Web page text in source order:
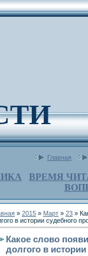
Главная
ВРЕМЯ
» 2015 » Март » 23 »
в истории судебного
Какое слово
долгого в